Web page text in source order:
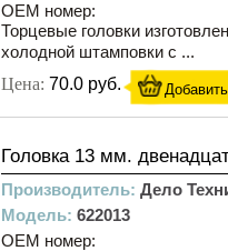
OEM номер:
Торцевые головки
холодной штамповки с ...
Цена: 70.0 руб. Добавить
Головка 13 мм.
Производитель: Дело
Модель: 622013
OEM номер: